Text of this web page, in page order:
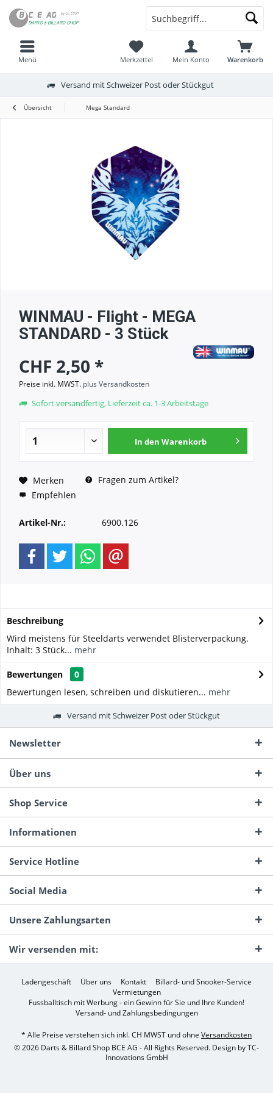
Menü Warenkorb
Merkzettel Mein Konto
Versand mit Schweizer Post oder Stückgut
Übersicht Mega Standard
WINMAU - Flight - MEGA
STANDARD - 3 Stück
CHF 2,50 *
Preise inkl. MWST. plus Versandkosten
Sofort versandfertig, Lieferzeit ca. 1-3 Arbeitstage
In den Warenkorb
Merken
Fragen zum Artikel?
Empfehlen
Artikel-Nr.: 6900.126
Beschreibung
Wird meistens für Steeldarts verwendet Blisterverpackung.
Inhalt: 3 Stück... mehr
Bewertungen
0
Bewertungen lesen, schreiben und diskutieren... mehr
Versand mit Schweizer Post oder Stückgut
Newsletter
Über uns
Shop Service
Informationen
Service Hotline
Social Media
Unsere Zahlungsarten
Wir versenden mit:
Ladengeschäft Über uns Kontakt
Billard- und Snooker-Service
Vermietungen
Fussballtisch mit Werbung - ein Gewinn für Sie und Ihre Kunden!
Versand- und Zahlungsbedingungen
* Alle Preise verstehen sich inkl. CH MWST und ohne Versandkosten
© 2026 Darts & Billard Shop BCE AG - All Rights Reserved. Design byTC-
Innovations GmbH